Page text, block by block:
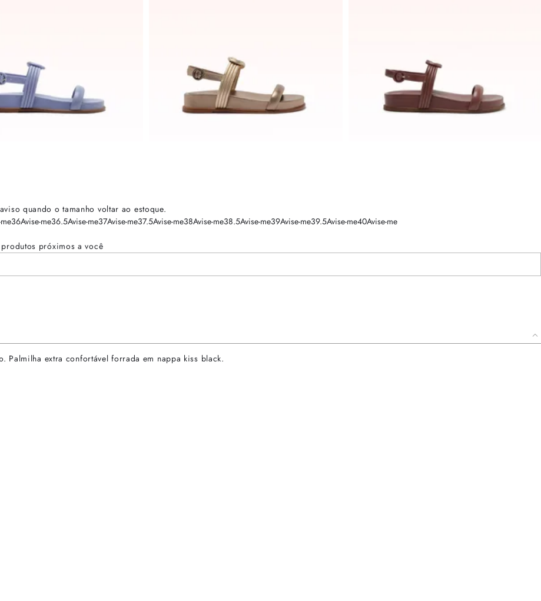
quando o tamanho voltar ao estoque.
36Avise-me36.5Avise-me37Avise-me37.5Avise-me38Avise-me38.5Avise-me39Avise-me39.5Avise-me40Avise-me
próximos a você
extra confortável forrada em nappa kiss black.